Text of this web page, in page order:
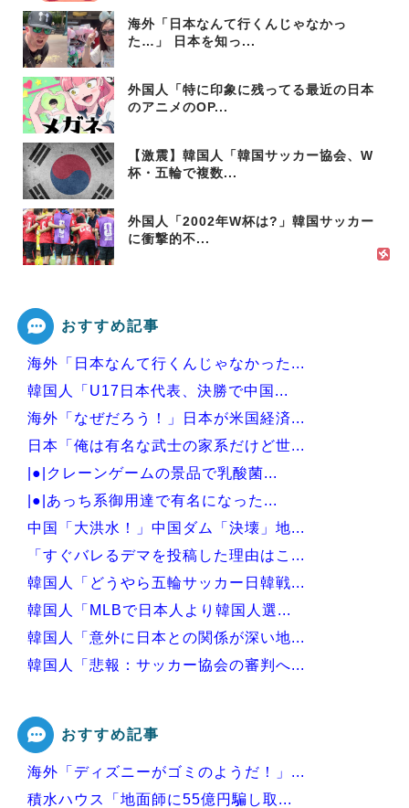
海外「日本なんて行くんじゃなかっ
た…」 日本を知っ...
外国人「特に印象に残ってる最近の日本
のアニメのOP...
【激震】韓国人「韓国サッカー協会、W
杯・五輪で複数...
外国人「2002年W杯は?」韓国サッカー
に衝撃的不...
おすすめ記事
海外「日本なんて行くんじゃなかった...
韓国人「U17日本代表、決勝で中国...
海外「なぜだろう！」日本が米国経済...
日本「俺は有名な武士の家系だけど世...
|●|クレーンゲームの景品で乳酸菌...
|●|あっち系御用達で有名になった...
中国「大洪水！」中国ダム「決壊」地...
「すぐバレるデマを投稿した理由はこ...
韓国人「どうやら五輪サッカー日韓戦...
韓国人「MLBで日本人より韓国人選...
韓国人「意外に日本との関係が深い地...
韓国人「悲報：サッカー協会の審判へ...
Powered by livedoor 相互RSS
おすすめ記事
海外「ディズニーがゴミのようだ！」...
積水ハウス「地面師に55億円騙し取...